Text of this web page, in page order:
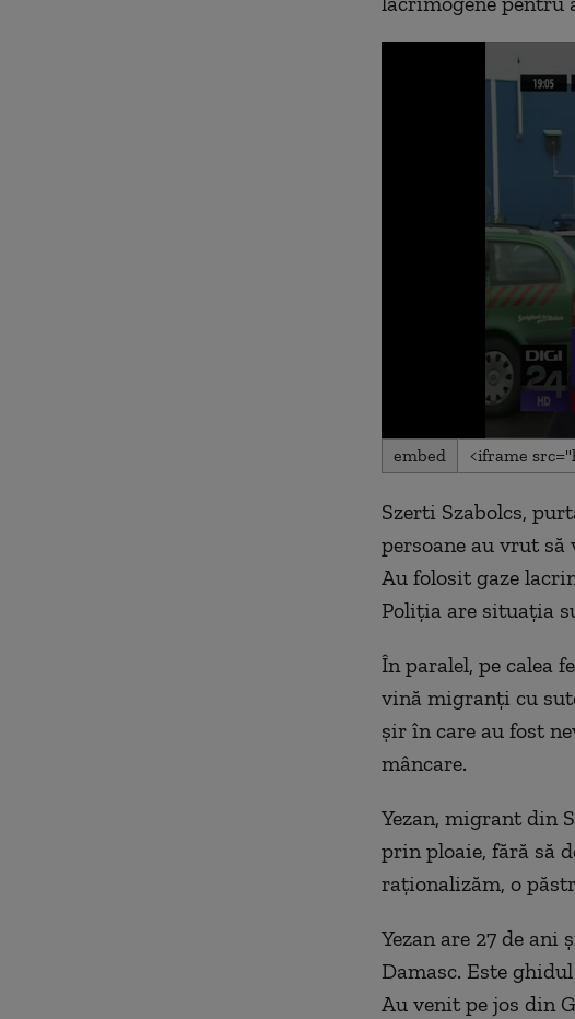
0
seconds
minutes,
secondsVolume
90%
embed
Szerti Szabolcs,
persoane au vrut
Au folosit gaze
Poliţia are situaţia
În paralel, pe calea
vină migranţi cu
şir în care au fost
mâncare.
Yezan, migrant din
prin ploaie, fără să
raţionalizăm, o
Yezan are 27 de
Damasc. Este
Au venit pe jos din